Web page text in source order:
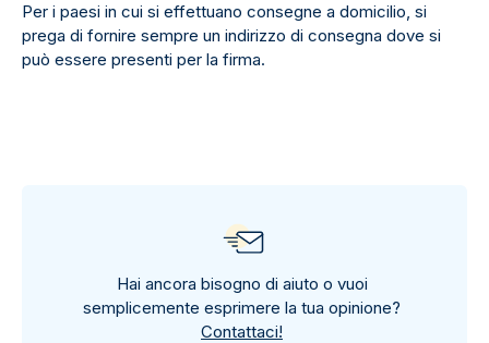
Per i paesi in cui si effettuano consegne a domicilio, si
prega di fornire sempre un indirizzo di consegna dove si
può essere presenti per la firma.
Hai ancora bisogno di aiuto o vuoi
semplicemente esprimere la tua opinione?
Contattaci!